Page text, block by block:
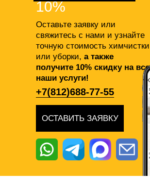
Оставьте заявку или
свяжитесь с нами и узнайте
точную стоимость химчистки
или уборки, а также
получите 10% скидку на все
наши услуги!
10%
ОСТАВИТЬ ЗАЯВКУ
+7(812)688-77-55